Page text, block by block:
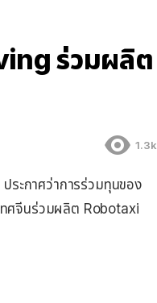
ร่วมผลิต
1.3k
ระกาศว่าการร่วมทุนของ
ศจีนร่วมผลิต Robotaxi